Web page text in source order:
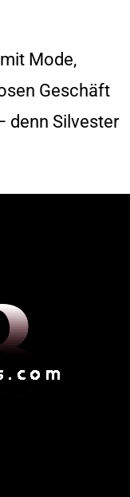
Mode,
Geschäft
denn Silvester